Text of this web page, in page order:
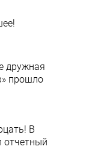
дружная
прошло
В
отчетный